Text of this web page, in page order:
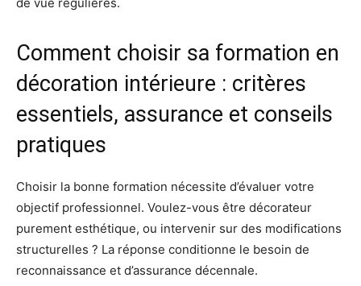
Comment choisir sa formation en
décoration intérieure : critères
essentiels, assurance et conseils
pratiques
Choisir la bonne formation nécessite d’évaluer votre
objectif professionnel. Voulez-vous être décorateur
purement esthétique, ou intervenir sur des modifications
structurelles ? La réponse conditionne le besoin de
reconnaissance et d’assurance décennale.